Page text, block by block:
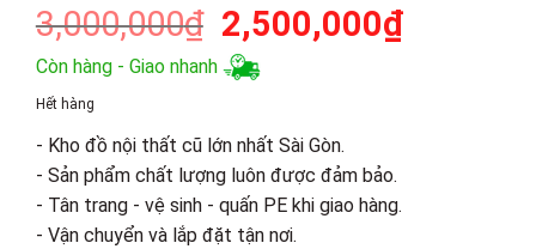
3,000,000₫ Giá
gốc
là:
2,500,000₫Giá
Còn hàng - Giao nhanh
Hết hàng
- Kho đồ nội thất cũ lớn nhất Sài Gòn.
- Sản phẩm chất lượng luôn được đảm bảo.
- Tân trang - vệ sinh - quấn PE khi giao hàng.
- Vận chuyển và lắp đặt tận nơi.